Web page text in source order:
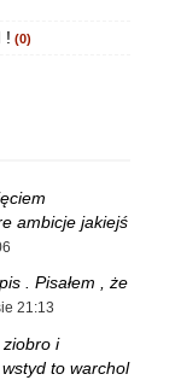
! (0)
ambicje jakiejś
. Pisałem , że
21:13
ziobro i
to warchol